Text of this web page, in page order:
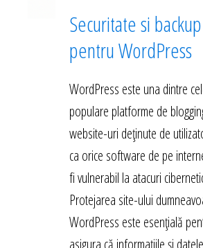
Securitate si backup
pentru WordPress
WordPress este una dintre
populare platforme de
website-uri deținute de
ca orice software de pe
fi vulnerabil la atacuri
Protejarea site-ului
WordPress este esențială